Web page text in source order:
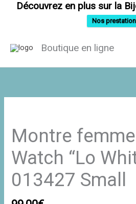
Découvrez en plus sur la
Nos
Boutique en ligne
Montre
Watch “Lo
013427 Small